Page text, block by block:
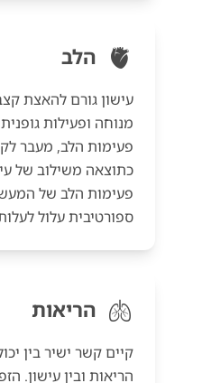
🫀 הלב
עישון גורם להאצת
מנוחה ופעילות
פעימות הלב, מעבר
כתוצאה משילוב של
פעימות הלב של
ספורטיבית עלול
🫁 הריאות
קיים קשר ישיר בין
הריאות ובין עישון.